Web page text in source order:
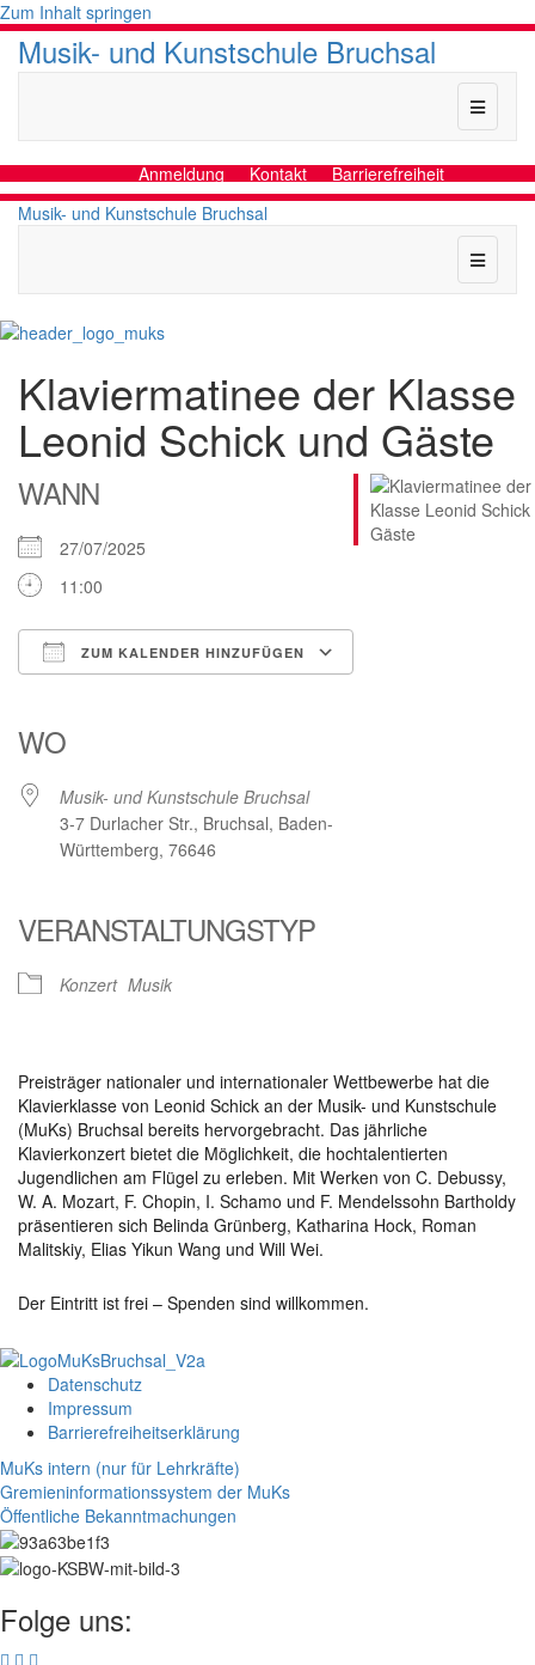
Zum Inhalt springen
Musik- und Kunstschule Bruchsal
Anmeldung Kontakt
Barrierefreiheit
Musik- und Kunstschule Bruchsal
Klaviermatinee der Klasse
Leonid Schick und Gäste
WANN
27/07/2025
11:00
ZUM KALENDER HINZUFÜGEN
WO
Musik- und Kunstschule Bruchsal
3-7 Durlacher Str., Bruchsal, Baden-
Württemberg, 76646
VERANSTALTUNGSTYP
Konzert Musik
Preisträger nationaler und internationaler Wettbewerbe hat die
Klavierklasse von Leonid Schick an der Musik- und Kunstschule
(MuKs) Bruchsal bereits hervorgebracht. Das jährliche
Klavierkonzert bietet die Möglichkeit, die hochtalentierten
Jugendlichen am Flügel zu erleben. Mit Werken von C. Debussy,
W. A. Mozart, F. Chopin, I. Schamo und F. Mendelssohn Bartholdy
präsentieren sich Belinda Grünberg, Katharina Hock, Roman
Malitskiy, Elias Yikun Wang und Will Wei.
Der Eintritt ist frei – Spenden sind willkommen.
Datenschutz
Impressum
Barrierefreiheitserklärung
MuKs intern (nur für Lehrkräfte)
Gremieninformationssystem der MuKs
Öffentliche Bekanntmachungen
Folge uns: